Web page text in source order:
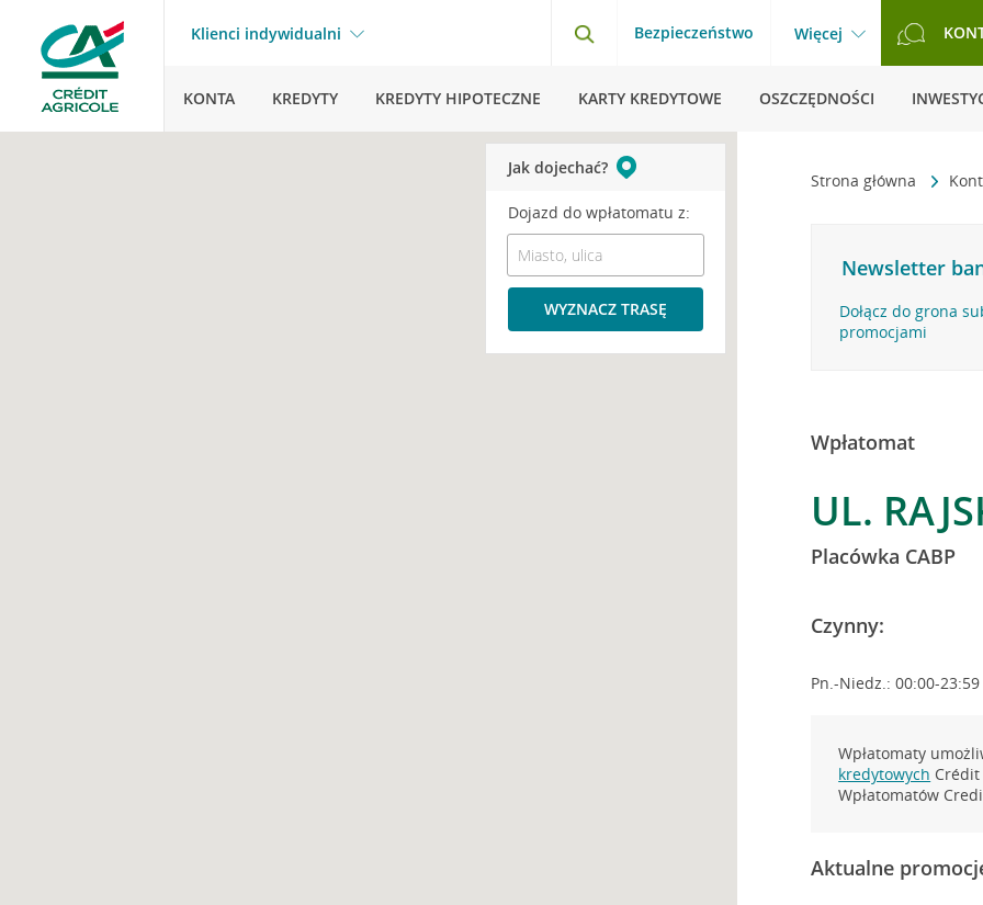
Klienci indywidualni Bezpieczeństwo Więcej
KONTA KREDYTY KREDYTY HIPOTECZNE KARTY KREDYTOWE OSZCZĘDNOŚCI
Strona główna
Newsletter
Dołącz do grona
promocjami
Wpłatomat
UL.
Placówka CABP
Czynny:
Pn.-Niedz.: 00:00-23:59
Wpłatomaty
kredytowych
Wpłatomatów
Aktualne
Jak dojechać?
Dojazd do wpłatomatu z:
WYZNACZ TRASĘ